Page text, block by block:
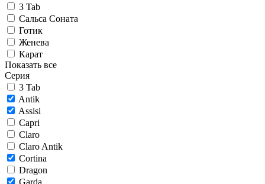
3 Tab
Сальса Соната
Готик
Женева
Карат
Показать все
Серия
3 Tab
Antik
Assisi
Capri
Claro
Claro Antik
Cortina
Dragon
Garda